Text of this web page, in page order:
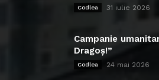
Codlea 31 iulie 2026
Campanie
Dragoș!”
Codlea 24 mai 2026